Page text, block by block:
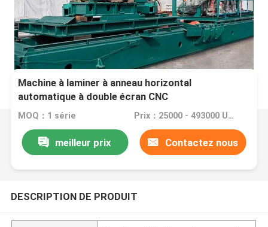
Machine à laminer à anneau horizontal
automatique à double écran CNC
MOQ：1 série Prix：25000 - 493000 USD per set
meilleur prix Contactez nous
DESCRIPTION DE PRODUIT